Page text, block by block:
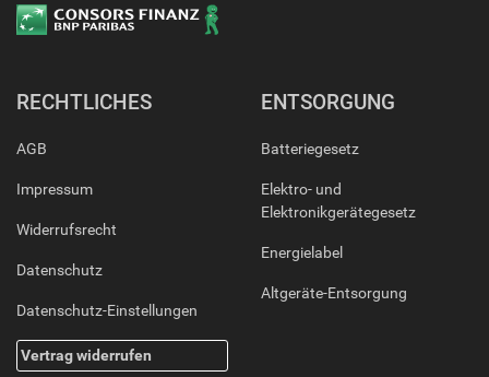
RECHTLICHES
AGB
Impressum
Widerrufsrecht
Datenschutz
Datenschutz-Einstellungen
Vertrag widerrufen
ENTSORGUNG
Batteriegesetz
Elektro- und
Elektronikgerätegesetz
Energielabel
Altgeräte-Entsorgung